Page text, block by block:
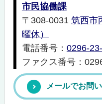
市民協働課
〒308-0031 筑西市
曜休）
電話番号： 0296-
ファクス番号：
メールでお問